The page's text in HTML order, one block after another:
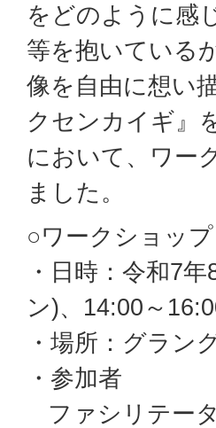
をどのように感
等を抱いている
像を自由に想い
クセンカイギ』
において、ワー
ました。
○ワークショップ
・日時：令和7
ン)、14:00～
・場所：グラン
・参加者
ファシリテー